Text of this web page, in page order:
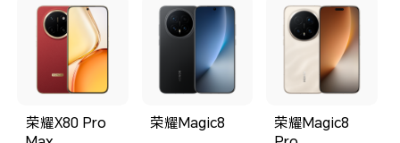
荣耀X80 Pro
荣耀Magic8
荣耀Magic8